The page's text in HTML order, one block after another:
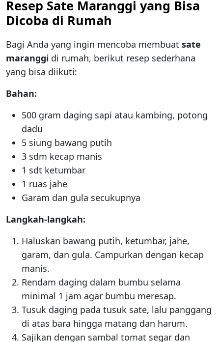
Resep Sate Maranggi yang Bisa
Dicoba di Rumah
Bagi Anda yang ingin mencoba membuat sate
maranggi di rumah, berikut resep sederhana
yang bisa diikuti:
Bahan:
500 gram daging sapi atau kambing, potong
dadu
5 siung bawang putih
3 sdm kecap manis
1 sdt ketumbar
1 ruas jahe
Garam dan gula secukupnya
Langkah-langkah:
Haluskan bawang putih, ketumbar, jahe,
garam, dan gula. Campurkan dengan kecap
manis.
Rendam daging dalam bumbu selama
minimal 1 jam agar bumbu meresap.
Tusuk daging pada tusuk sate, lalu panggang
di atas bara hingga matang dan harum.
Sajikan dengan sambal tomat segar dan